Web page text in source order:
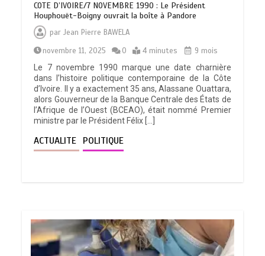
COTE D’IVOIRE/7 NOVEMBRE 1990 : Le Président
Houphouët-Boigny ouvrait la boîte à Pandore
parJean Pierre BAWELA
novembre 11, 2025
0 4 minutes
9 mois
Le 7 novembre 1990 marque une date charnière
dans l’histoire politique contemporaine de la Côte
d’Ivoire. Il y a exactement 35 ans, Alassane Ouattara,
alors Gouverneur de la Banque Centrale des États de
l’Afrique de l’Ouest (BCEAO), était nommé Premier
ministre par le Président Félix […]
ACTUALITE POLITIQUE